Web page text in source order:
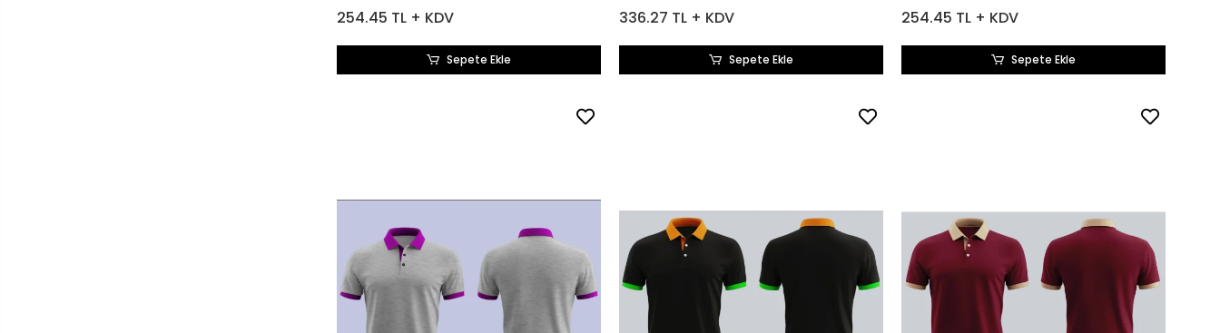
254.45 TL + KDV
Sepete Ekle
336.27 TL + KDV
Sepete Ekle
254.45 TL + KDV
Sepete Ekle